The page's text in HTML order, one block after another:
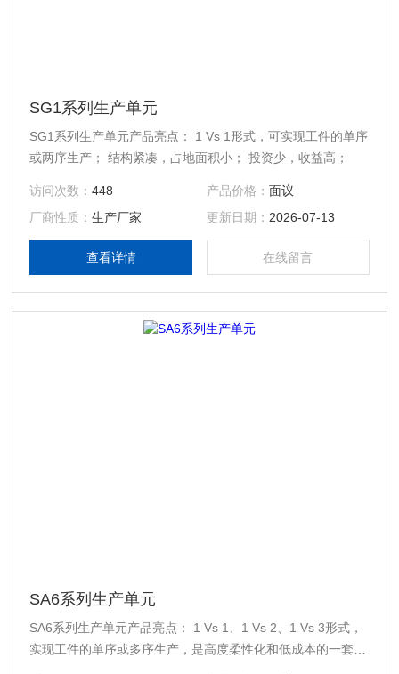
SG1系列生产单元
SG1系列生产单元产品亮点： 1 Vs 1形式，可实现工件的单序
或两序生产； 结构紧凑，占地面积小； 投资少，收益高；
访问次数：448 产品价格： 面议
厂商性质：生产厂家 更新日期： 2026-07-13
查看详情 在线留言
SA6系列生产单元
SA6系列生产单元产品亮点： 1 Vs 1、1 Vs 2、1 Vs 3形式，
实现工件的单序或多序生产，是高度柔性化和低成本的一套自